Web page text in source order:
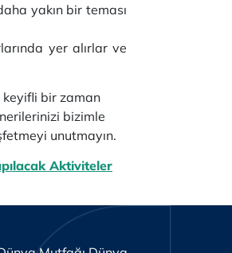
yakın bir teması
yer alırlar ve
keyifli bir zaman
bizimle
unutmayın.
Aktiviteler